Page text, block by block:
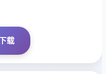
载